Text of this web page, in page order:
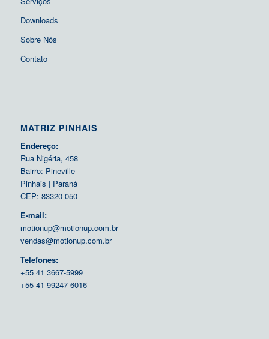
Downloads
Sobre Nós
Contato
MATRIZ PINHAIS
Endereço:
Rua Nigéria, 458
Bairro: Pineville
Pinhais | Paraná
CEP: 83320-050
E-mail:
motionup@motionup.com.br
vendas@motionup.com.br
Telefones:
+55 41 3667-5999
+55 41 99247-6016